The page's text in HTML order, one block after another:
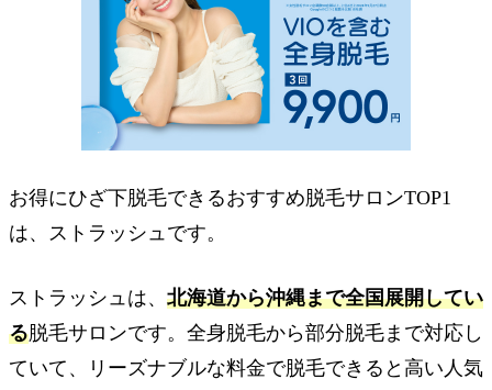
お得にひざ下脱毛できるおすすめ脱毛サロンTOP1
は、ストラッシュです。
ストラッシュは、 北海道から沖縄まで全国展開してい
る脱毛サロンです。全身脱毛から部分脱毛まで対応し
ていて、リーズナブルな料金で脱毛できると高い人気